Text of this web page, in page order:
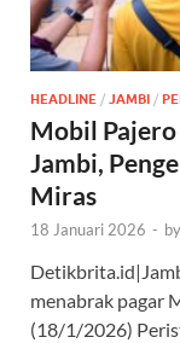
HEADLINE / JAMBI /
Mobil Pajero
Jambi,
Miras
18 Januari 2026 - by
menabrak pagar
(18/1/2026)